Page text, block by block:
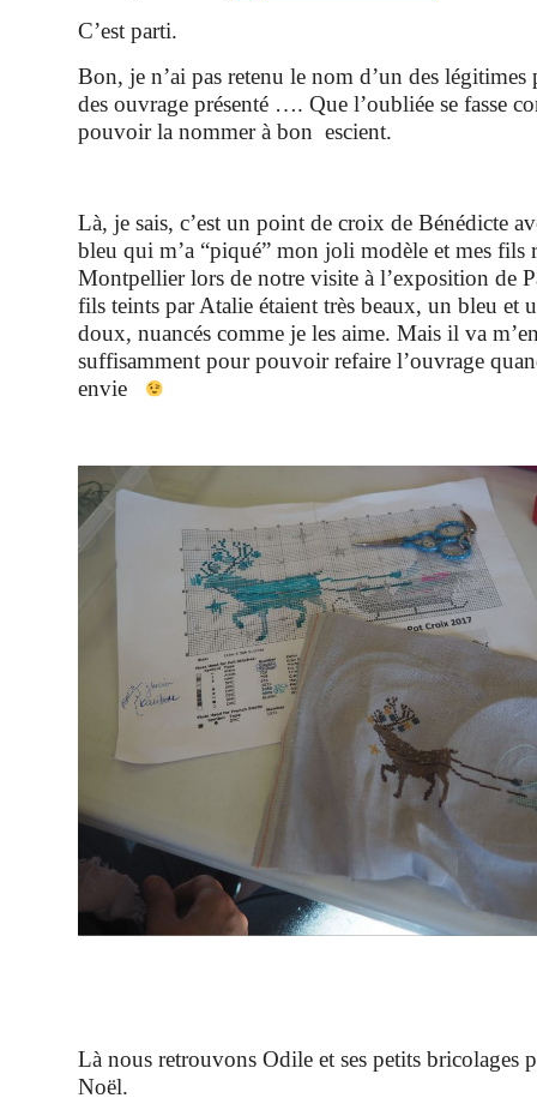
C’est parti.
Bon, je n’ai pas retenu le nom d’un des
des ouvrage présenté …. Que l’oubliée se fasse
pouvoir la nommer à bon escient.
Là, je sais, c’est un point de croix de Bénédicte
bleu qui m’a “piqué” mon joli modèle et mes fils
Montpellier lors de notre visite à l’exposition de
fils teints par Atalie étaient très beaux, un bleu et
doux, nuancés comme je les aime. Mais il va
suffisamment pour pouvoir refaire l’ouvrage
envie
Là nous retrouvons Odile et ses petits bricolages
Noël.